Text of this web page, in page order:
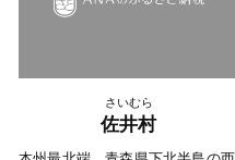
さいむら
佐井村